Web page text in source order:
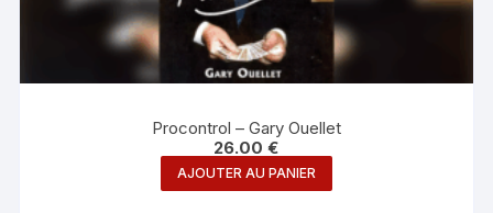
Procontrol – Gary Ouellet
26.00€
AJOUTER AU PANIER